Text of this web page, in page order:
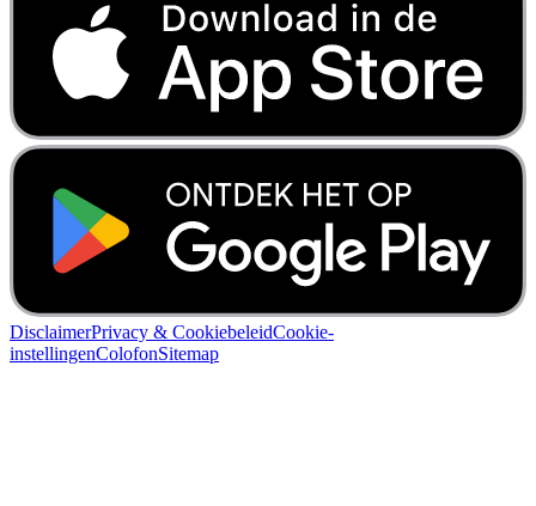
DisclaimerPrivacy & CookiebeleidCookie-
instellingenColofonSitemap